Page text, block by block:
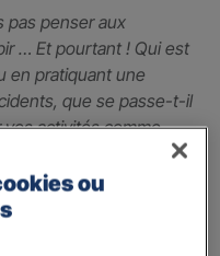
pas penser aux
… Et pourtant ! Qui est
en pratiquant une
que se passe-t-il
activités comme
hauteur du préjudice
de faire face
ou